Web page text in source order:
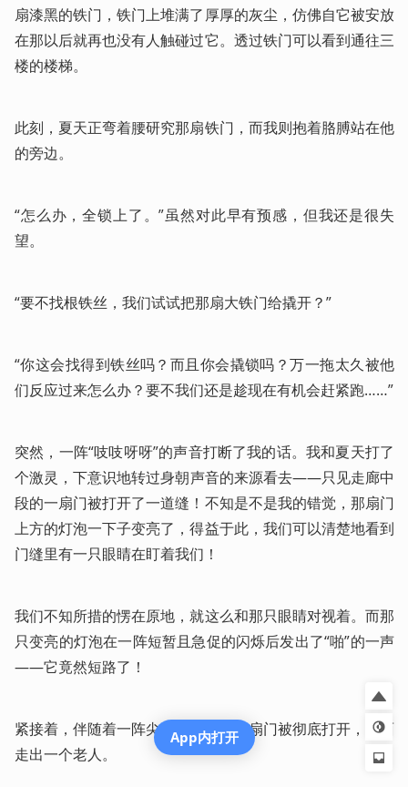
扇漆黑的铁门，铁门上堆满了厚厚的灰尘，仿佛自它被安放
在那以后就再也没有人触碰过它。透过铁门可以看到通往三
楼的楼梯。
此刻，夏天正弯着腰研究那扇铁门，而我则抱着胳膊站在他
的旁边。
“怎么办，全锁上了。”虽然对此早有预感，但我还是很失
望。
“要不找根铁丝，我们试试把那扇大铁门给撬开？”
“你这会找得到铁丝吗？而且你会撬锁吗？万一拖太久被他
们反应过来怎么办？要不我们还是趁现在有机会赶紧跑……”
突然，一阵“吱吱呀呀”的声音打断了我的话。我和夏天打了
个激灵，下意识地转过身朝声音的来源看去——只见走廊中
段的一扇门被打开了一道缝！不知是不是我的错觉，那扇门
上方的灯泡一下子变亮了，得益于此，我们可以清楚地看到
门缝里有一只眼睛在盯着我们！
我们不知所措的愣在原地，就这么和那只眼睛对视着。而那
只变亮的灯泡在一阵短暂且急促的闪烁后发出了“啪”的一声
——它竟然短路了！
紧接着，伴随着一阵尖锐的噪音，那扇门被彻底打开，里面
走出一个老人。
App内打开